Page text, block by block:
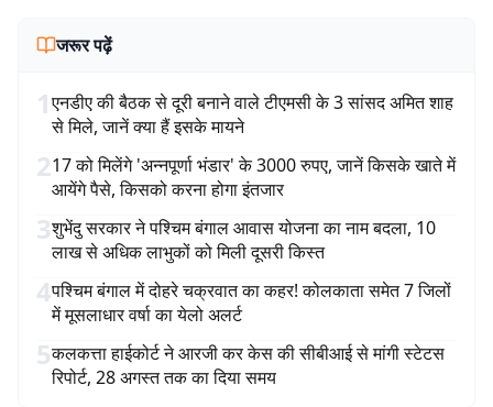
जरूर पढ़ें
1एनडीए की बैठक से दूरी बनाने वाले टीएमसी के 3 सांसद अमित शाह
से मिले, जानें क्या हैं इसके मायने
217 को मिलेंगे 'अन्नपूर्णा भंडार' के 3000 रुपए, जानें किसके खाते में
आयेंगे पैसे, किसको करना होगा इंतजार
3शुभेंदु सरकार ने पश्चिम बंगाल आवास योजना का नाम बदला, 10
लाख से अधिक लाभुकों को मिली दूसरी किस्त
4पश्चिम बंगाल में दोहरे चक्रवात का कहर! कोलकाता समेत 7 जिलों
में मूसलाधार वर्षा का येलो अलर्ट
5कलकत्ता हाईकोर्ट ने आरजी कर केस की सीबीआई से मांगी स्टेटस
रिपोर्ट, 28 अगस्त तक का दिया समय